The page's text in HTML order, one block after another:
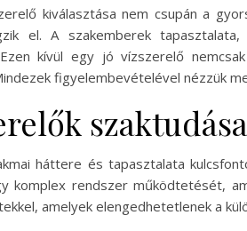
kiválasztása nem csupán a
el. A szakemberek
kívül egy jó vízszerelő
figyelembevételével nézzük
háttere és tapasztalata
komplex rendszer működtetését,
amelyek elengedhetetlenek a